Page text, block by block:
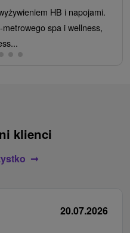
HB i napojami.
spa i wellness,
klienci
20.07.2026